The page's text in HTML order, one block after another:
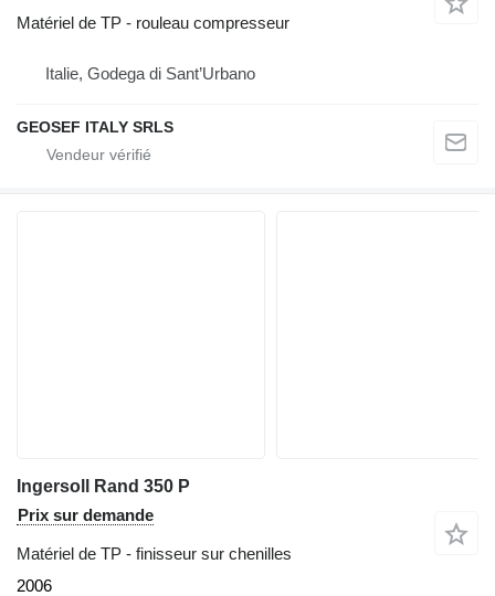
Matériel de TP - rouleau compresseur
Italie, Godega di Sant’Urbano
GEOSEF ITALY SRLS
Ingersoll Rand 350 P
Prix sur demande
Matériel de TP - finisseur sur chenilles
2006